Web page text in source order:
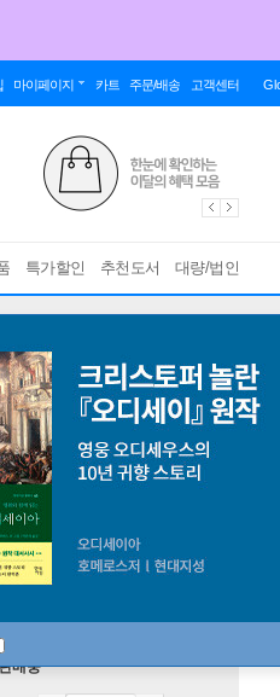
마이페이지 카트 주문/배송 고객센터
특가할인 추천도서 대량/법인
매중